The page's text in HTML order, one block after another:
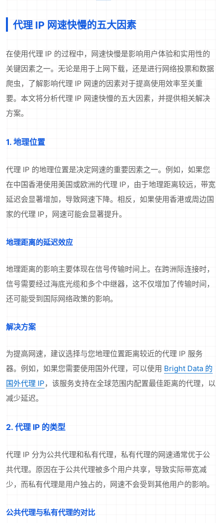
代理 IP 网速快慢的五大因素
在使用代理 IP 的过程中，网速快慢是影响用户体验和实用性的
关键因素之一。无论是用于上网下载，还是进行网络投票和数据
爬虫，了解影响代理 IP 网速的因素对于提高使用效率至关重
要。本文将分析代理 IP 网速快慢的五大因素，并提供相关解决
方案。
1. 地理位置
代理 IP 的地理位置是决定网速的重要因素之一。例如，如果您
在中国香港使用美国或欧洲的代理 IP，由于地理距离较远，带宽
延迟会显著增加，导致网速下降。相反，如果使用香港或周边国
家的代理 IP，网速可能会显著提升。
地理距离的延迟效应
地理距离的影响主要体现在信号传输时间上。在跨洲际连接时，
信号需要经过海底光缆和多个中继器，这不仅增加了传输时间，
还可能受到国际网络政策的影响。
解决方案
为提高网速，建议选择与您地理位置距离较近的代理 IP 服务
器。例如，如果您需要使用国外代理，可以使用 Bright Data 的
国外代理 IP，该服务支持在全球范围内配置最佳距离的代理，以
减少延迟。
2. 代理 IP 的类型
代理 IP 分为公共代理和私有代理，私有代理的网速通常优于公
共代理。原因在于公共代理被多个用户共享，导致实际带宽减
少，而私有代理是用户独占的，网速不会受到其他用户的影响。
公共代理与私有代理的对比